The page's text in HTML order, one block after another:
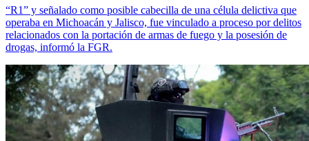
“R1” y señalado como posible cabecilla de una célula delictiva que
operaba en Michoacán y Jalisco, fue vinculado a proceso por delitos
relacionados con la portación de armas de fuego y la posesión de
drogas, informó la FGR.